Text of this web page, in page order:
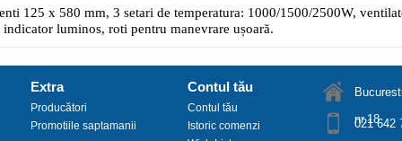
125 x 580 mm, 3 setari de temperatura: 1000/1500/2500W,
luminos, roti pentru manevrare ușoară.
Extra
Producători
Promotiile saptamanii
Contul tău
Contul tău
Istoric comenzi
nr.18
021 642